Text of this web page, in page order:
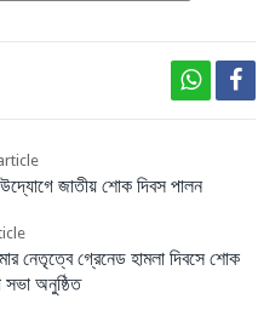
উদ্যোগে জাতীয় শোক দিবস পালন
নেতৃত্বে গ্রেনেড হামলা দিবসে শোক
অনুষ্ঠিত